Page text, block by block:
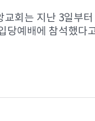
회는 지난 3일부
당예배에 참석했다